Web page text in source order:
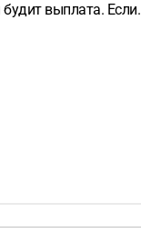
выплата.